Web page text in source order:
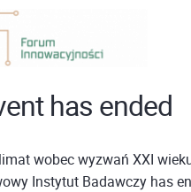
has ended
wobec wyzwań XXI
Instytut Badawczy has